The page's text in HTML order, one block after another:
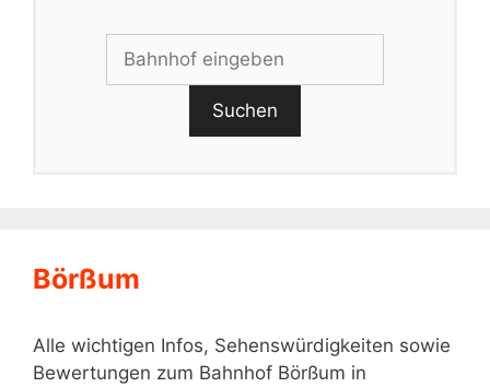
Suchen
Börßum
Alle wichtigen Infos, Sehenswürdigkeiten sowie
Bewertungen zum Bahnhof Börßum in